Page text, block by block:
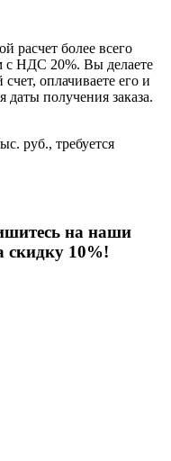
расчет более всего
с НДС 20%. Вы делаете
оплачиваете его и
даты получения заказа.
руб., требуется
на наши
скидку 10%!